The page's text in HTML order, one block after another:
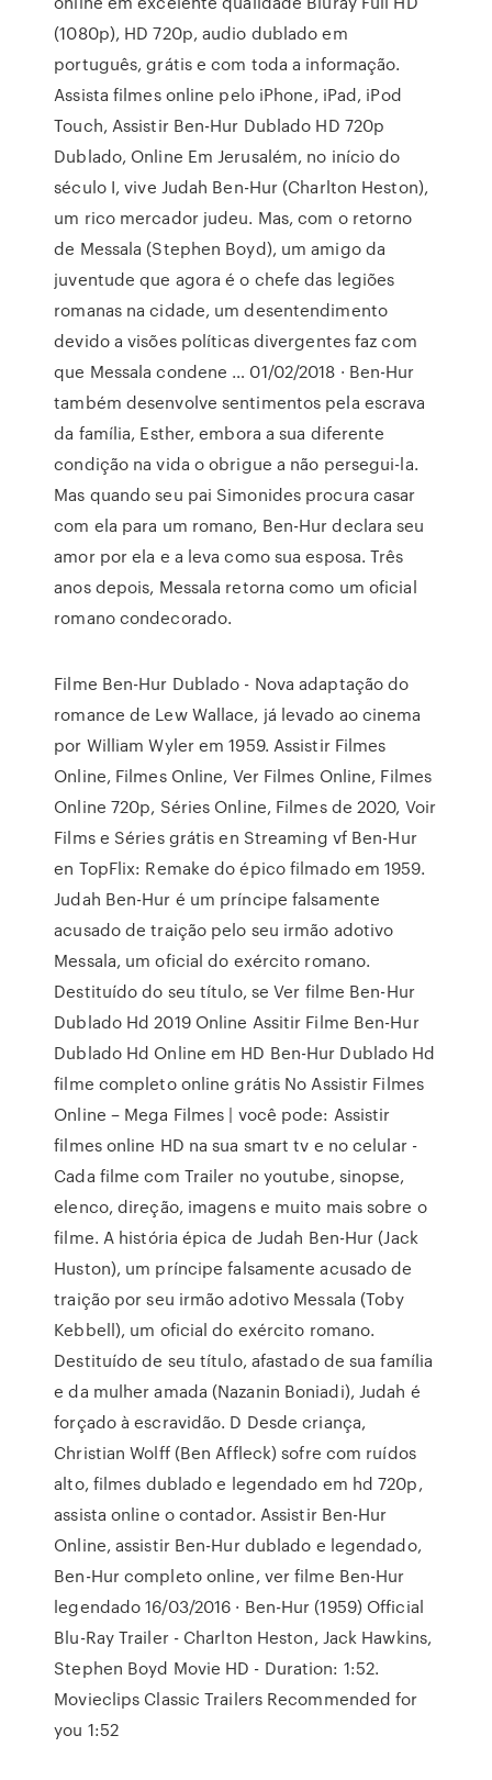
(1080p), HD 720p, audio dublado em
português, grátis e com toda a informação.
Assista filmes online pelo iPhone, iPad, iPod
Touch, Assistir Ben-Hur Dublado HD 720p
Dublado, Online Em Jerusalém, no início do
século I, vive Judah Ben-Hur (Charlton Heston),
um rico mercador judeu. Mas, com o retorno
de Messala (Stephen Boyd), um amigo da
juventude que agora é o chefe das legiões
romanas na cidade, um desentendimento
devido a visões políticas divergentes faz com
que Messala condene … 01/02/2018 · Ben-Hur
também desenvolve sentimentos pela escrava
da família, Esther, embora a sua diferente
condição na vida o obrigue a não persegui-la.
Mas quando seu pai Simonides procura casar
com ela para um romano, Ben-Hur declara seu
amor por ela e a leva como sua esposa. Três
anos depois, Messala retorna como um oficial
romano condecorado.
Filme Ben-Hur Dublado - Nova adaptação do
romance de Lew Wallace, já levado ao cinema
por William Wyler em 1959. Assistir Filmes
Online, Filmes Online, Ver Filmes Online, Filmes
Online 720p, Séries Online, Filmes de 2020, Voir
Films e Séries grátis en Streaming vf Ben-Hur
en TopFlix: Remake do épico filmado em 1959.
Judah Ben-Hur é um príncipe falsamente
acusado de traição pelo seu irmão adotivo
Messala, um oficial do exército romano.
Destituído do seu título, se Ver filme Ben-Hur
Dublado Hd 2019 Online Assitir Filme Ben-Hur
Dublado Hd Online em HD Ben-Hur Dublado Hd
filme completo online grátis No Assistir Filmes
Online – Mega Filmes | você pode: Assistir
filmes online HD na sua smart tv e no celular -
Cada filme com Trailer no youtube, sinopse,
elenco, direção, imagens e muito mais sobre o
filme. A história épica de Judah Ben-Hur (Jack
Huston), um príncipe falsamente acusado de
traição por seu irmão adotivo Messala (Toby
Kebbell), um oficial do exército romano.
Destituído de seu título, afastado de sua família
e da mulher amada (Nazanin Boniadi), Judah é
forçado à escravidão. D Desde criança,
Christian Wolff (Ben Affleck) sofre com ruídos
alto, filmes dublado e legendado em hd 720p,
assista online o contador. Assistir Ben-Hur
Online, assistir Ben-Hur dublado e legendado,
Ben-Hur completo online, ver filme Ben-Hur
legendado 16/03/2016 · Ben-Hur (1959) Official
Blu-Ray Trailer - Charlton Heston, Jack Hawkins,
Stephen Boyd Movie HD - Duration: 1:52.
Movieclips Classic Trailers Recommended for
you 1:52